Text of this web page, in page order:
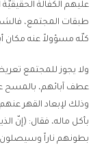
عليهم الكفالة
طبقات المجتمع،
كلّه مسؤولاً عنه مكان
ولا يجوز للمجتمع
عطف آبائهم، بالمسح
وذلك لإبعاد القهر
بأكل ماله، فقال: (إنّ
بطونهم ناراً